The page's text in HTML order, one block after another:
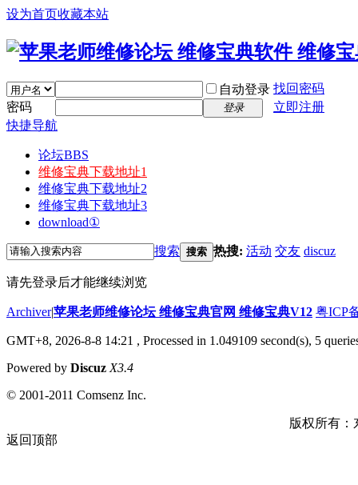
设为首页收藏本站
自动登录 找回密码
密码
登录
立即注册
快捷导航
论坛BBS
维修宝典下载地址1
维修宝典下载地址2
维修宝典下载地址3
download①
搜索 搜索 热搜: 活动 交友 discuz
请先登录后才能继续浏览
Archiver|苹果老师维修论坛 维修宝典官网 维修宝典V12 粤ICP
GMT+8, 2026-8-8 14:21 , Processed in 1.049109 second(s), 5
Powered by Discuz X3.4
© 2001-2011 Comsenz Inc.
版权所有：
返回顶部